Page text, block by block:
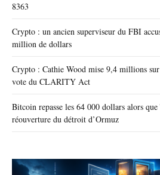
8363
Crypto : un ancien superviseur du FBI
million de dollars
Crypto : Cathie Wood mise 9,4 millions
vote du CLARITY Act
Bitcoin repasse les 64 000 dollars alors
réouverture du détroit d’Ormuz